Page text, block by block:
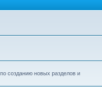
созданию новых разделов и